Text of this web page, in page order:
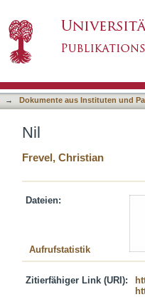
→ Dokumente aus Instituten und
Nil
Frevel, Christian
Dateien:
Aufrufstatistik
Zitierfähiger Link (URI):